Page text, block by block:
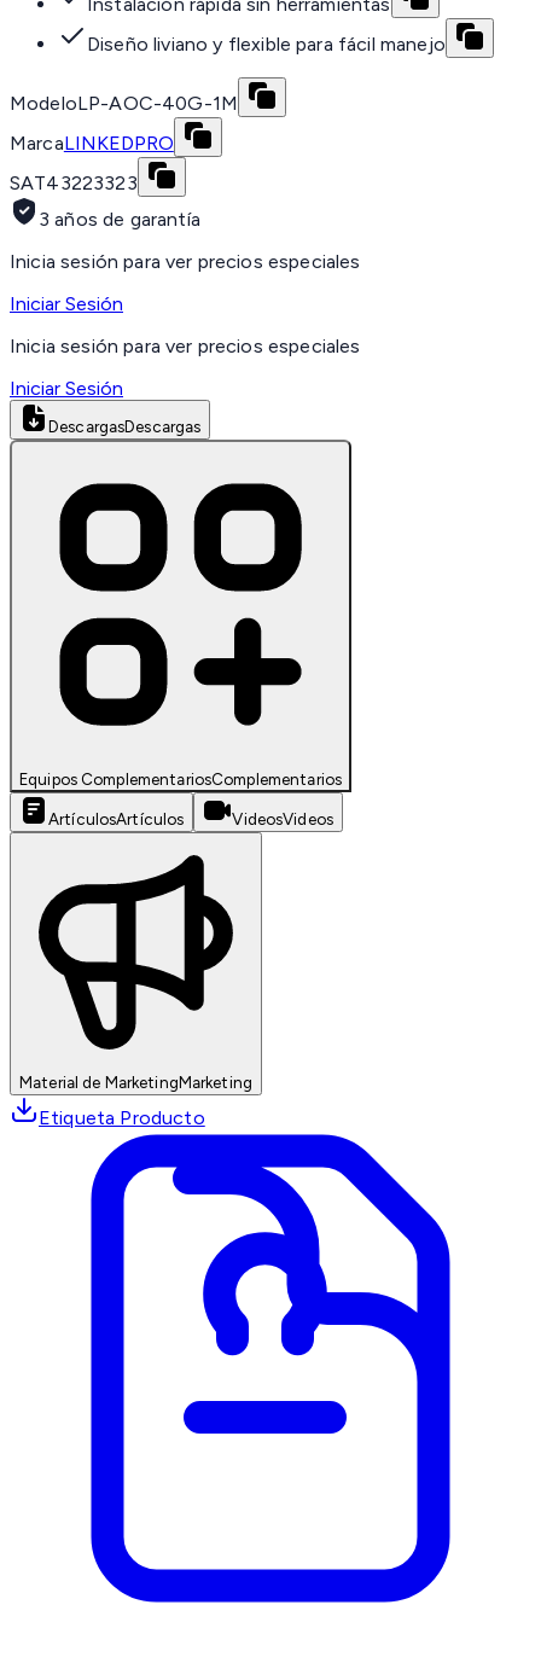
Diseño liviano y flexible para fácil manejo
ModeloLP-AOC-40G-1M
MarcaLINKEDPRO
SAT43223323
3 años de garantía
Inicia sesión para ver precios especiales
Iniciar Sesión
Inicia sesión para ver precios especiales
Iniciar Sesión
DescargasDescargas
Equipos ComplementariosComplementarios
ArtículosArtículos VideosVideos
Material de MarketingMarketing
Etiqueta Producto